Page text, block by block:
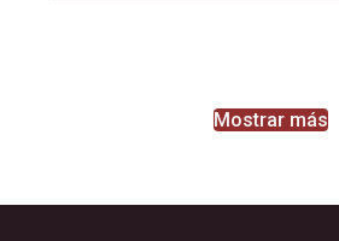
Mostrar más